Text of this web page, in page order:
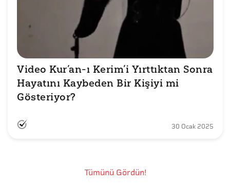
Video Kur’an-ı Kerim’i Yırttıktan Sonra
Hayatını Kaybeden Bir Kişiyi mi
Gösteriyor?
30 Ocak 2025
Tümünü Gördün!